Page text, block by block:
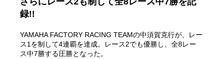
録!!
YAMAHA FACTORY RACING TEAMの中須賀克行が、レー
ス1を制して4連覇を達成。レース2でも優勝し、全8レー
ス中7勝する圧勝となった。